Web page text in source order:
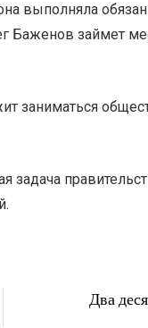
выполняла
Баженов займет
заниматься
задача
Два